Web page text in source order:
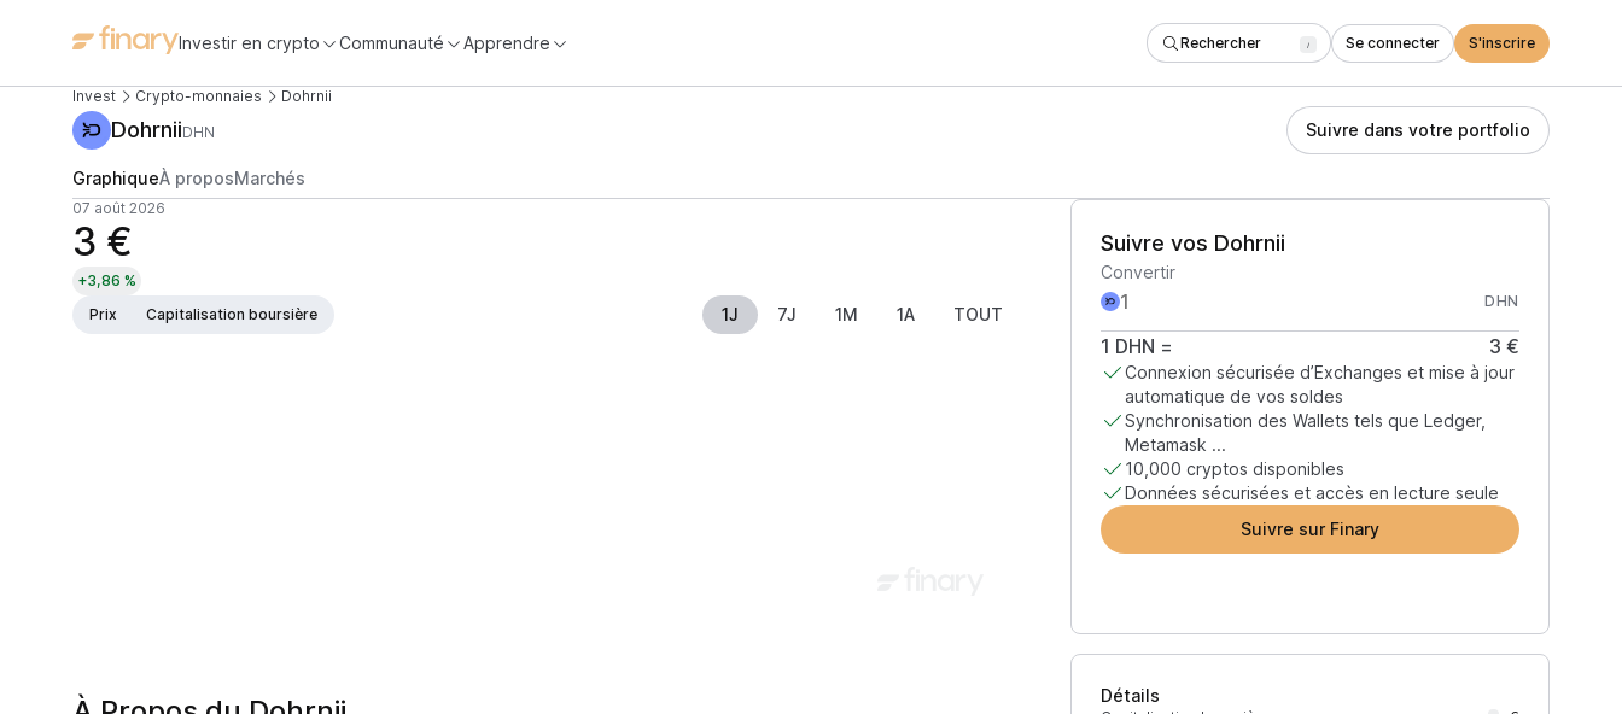
Investir en crypto Communauté Apprendre Rechercher / Se connecter S'inscrire
Invest Crypto-monnaies Dohrnii
DohrniiDHN Suivre dans votre portfolio
GraphiqueÀ proposMarchés
07 août 2026
3 €
+3,86 %
Prix
Capitalisation boursière 1J 7J 1M 1A TOUT
Suivre vos Dohrnii
Convertir
DHN
1 DHN = 3 €
Connexion sécurisée d’Exchanges et mise à jour
automatique de vos soldes
Synchronisation des Wallets tels que Ledger,
Metamask ...
10,000 cryptos disponibles
Données sécurisées et accès en lecture seule
Suivre sur Finary
Détails